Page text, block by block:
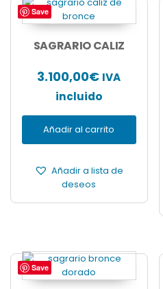
Save
SAGRARIO CALIZ
3.100,00€ IVA
incluido
Añadir al carrito
Añadir a lista de
deseos
Save